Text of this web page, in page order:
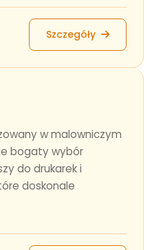
Szczegóły
w malowniczym
bogaty wybór
do drukarek i
doskonale